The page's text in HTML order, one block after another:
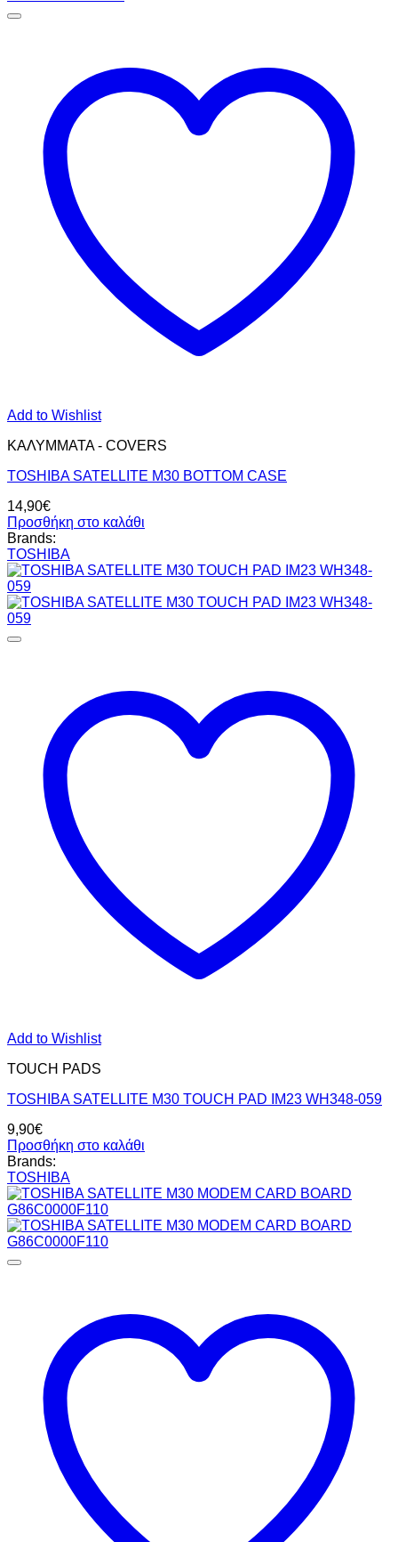
Add to Wishlist
ΚΑΛΥΜΜΑΤΑ - COVERS
TOSHIBA SATELLITE M30 BOTTOM CASE
14,90€
Προσθήκη στο καλάθι
Brands:
TOSHIBA
Add to Wishlist
TOUCH PADS
TOSHIBA SATELLITE M30 TOUCH PAD IM23 WH348-059
9,90€
Προσθήκη στο καλάθι
Brands:
TOSHIBA